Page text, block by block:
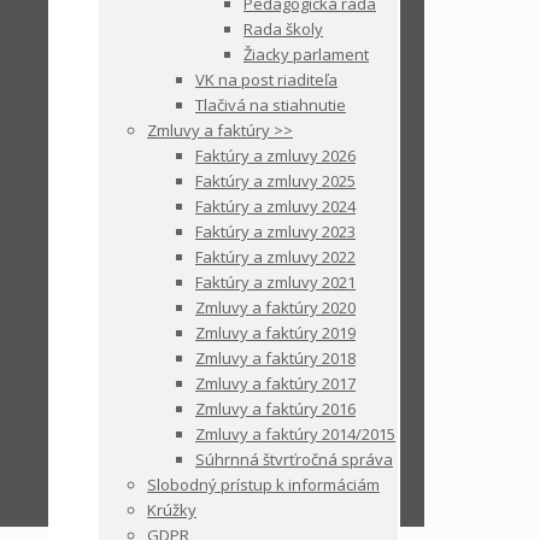
Rada školy
Žiacky parlament
VK na post riaditeľa
Tlačivá na stiahnutie
Zmluvy a faktúry >>
Faktúry a zmluvy 2026
Faktúry a zmluvy 2025
Faktúry a zmluvy 2024
Faktúry a zmluvy 2023
Faktúry a zmluvy 2022
Faktúry a zmluvy 2021
Zmluvy a faktúry 2020
Zmluvy a faktúry 2019
Zmluvy a faktúry 2018
Zmluvy a faktúry 2017
Zmluvy a faktúry 2016
Zmluvy a faktúry 2014/2015
Súhrnná štvrťročná správa
Slobodný prístup k informáciám
Krúžky
GDPR